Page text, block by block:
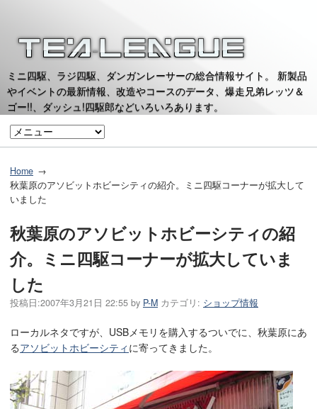
ミニ四駆、ラジ四駆、ダンガンレーサーの総合情報サイト。 新製品
やイベントの最新情報、改造やコースのデータ、爆走兄弟レッツ＆
ゴー!!、ダッシュ!四駆郎などいろいろあります。
Home
秋葉原のアソビットホビーシティの紹介。ミニ四駆コーナーが拡大して
いました
秋葉原のアソビットホビーシティの紹
介。ミニ四駆コーナーが拡大していま
した
投稿日:2007年3月21日 22:55 by P-M カテゴリ: ショップ情報
ローカルネタですが、USBメモリを購入するついでに、秋葉原にあ
るアソビットホビーシティ に寄ってきました。